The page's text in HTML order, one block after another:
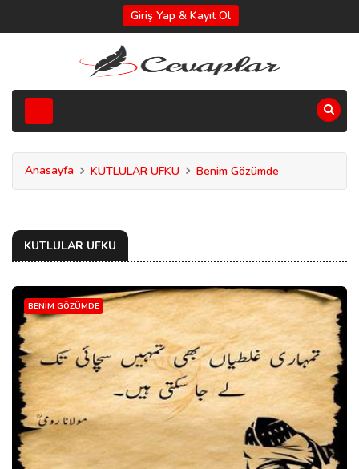
Giriş Yap & Kayıt Ol
Anasayfa KUTLULAR UFKU Benim Gözümde
KUTLULAR UFKU
BENIM GÖZÜMDE